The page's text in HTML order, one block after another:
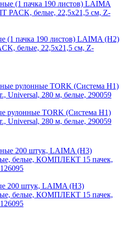
(1 пачка 190 листов) LAIMA (H2)
белые, 22,5х21,5 см, Z-
рулонные TORK (Система H1)
Universal, 280 м, белые, 290059
200 штук, LAIMA (H3)
белые, КОМПЛЕКТ 15 пачек,